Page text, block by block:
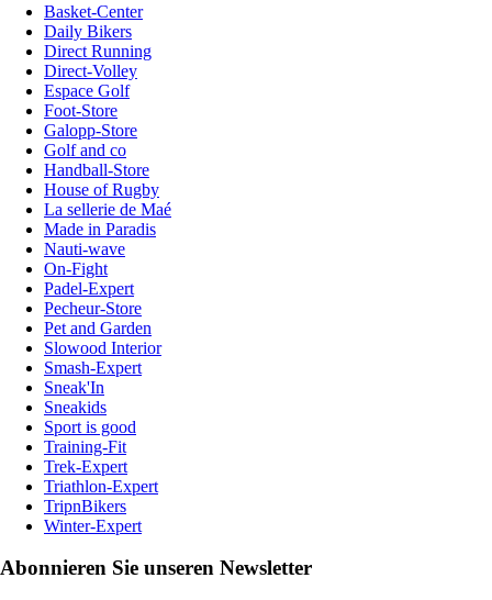
Basket-Center
Daily Bikers
Direct Running
Direct-Volley
Espace Golf
Foot-Store
Galopp-Store
Golf and co
Handball-Store
House of Rugby
La sellerie de Maé
Made in Paradis
Nauti-wave
On-Fight
Padel-Expert
Pecheur-Store
Pet and Garden
Slowood Interior
Smash-Expert
Sneak'In
Sneakids
Sport is good
Training-Fit
Trek-Expert
Triathlon-Expert
TripnBikers
Winter-Expert
Abonnieren Sie unseren Newsletter